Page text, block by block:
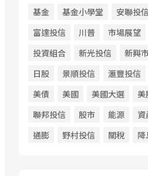
基金
基金小學堂 安聯投信
富達投信
川普 市場展望
投資組合
新光投信 新興
日股
景順投信 滙豐投信
美債
美國 美國大選 美
聯邦投信
股市 能源 資
通膨
野村投信 關稅 降